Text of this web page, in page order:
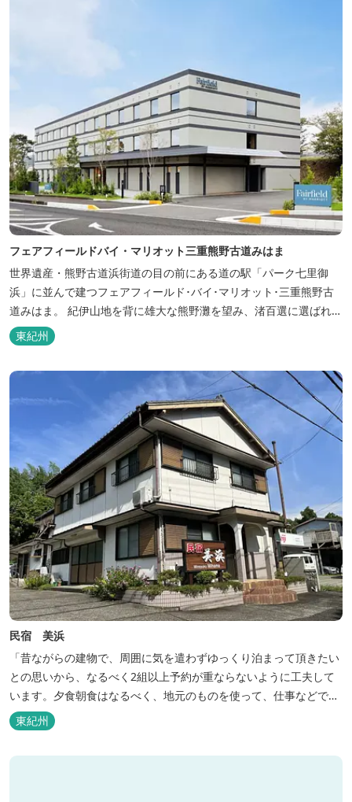
フェアフィールドバイ・マリオット三重熊野古道みはま
世界遺産・熊野古道浜街道の目の前にある道の駅「パーク七里御
浜」に並んで建つフェアフィールド･バイ･マリオット･三重熊野古
道みはま。 紀伊山地を背に雄大な熊野灘を望み、渚百選に選ばれた
七里御浜海岸などの美しい自然が広がります。一年を通して暖かで
過ごしやすく、季節を通じて穫れる数々の品種のみかんをはじめ、
巡る旅の拠点として、当...
東紀州
民宿 美浜
「昔ながらの建物で、周囲に気を遣わずゆっくり泊まって頂きたい
との思いから、なるべく2組以上予約が重ならないように工夫して
います。夕食朝食はなるべく、地元のものを使って、仕事などで連
泊の方には日替わりでご用意します。」オーナー様談。もし重なっ
た場合は、ごめんなさい。
東紀州